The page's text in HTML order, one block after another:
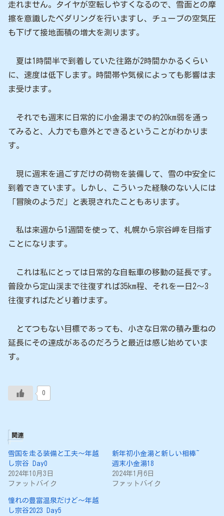
走れません。タイヤが空転しやすくなるので、雪面との摩
擦を意識したペダリングを行いますし、チューブの空気圧
も下げて接地面積の増大を測ります。
夏は1時間半で到着していた往路が2時間かかるくらい
に、速度は低下します。時間帯や気候によっても影響はま
ま受けます。
それでも週末に日常的に小金湯までの約20km弱を通っ
てみると、人力でも意外とできるということがわかりま
す。
現に週末を過ごすだけの荷物を装備して、雪の中安全に
到着できています。しかし、こういった経験のない人には
「冒険のようだ」と表現されたこともあります。
私は来週から1週間を使って、札幌から宗谷岬を目指す
ことになります。
これは私にとっては日常的な自転車の移動の延長です。
普段から定山渓まで往復すれば35km程、それを一日2〜3
往復すればたどり着けます。
とてつもない目標であっても、小さな日常の積み重ねの
延長にその達成があるのだろうと最近は感じ始めていま
す。
0
関連
雪国を走る装備と工夫〜年越
し宗谷 Day0
2024年10月3日
ファットバイク
新年初小金湯と新しい相棒~
週末小金湯18
2024年1月6日
ファットバイク
憧れの豊富温泉だけど〜年越
し宗谷2023 Day5